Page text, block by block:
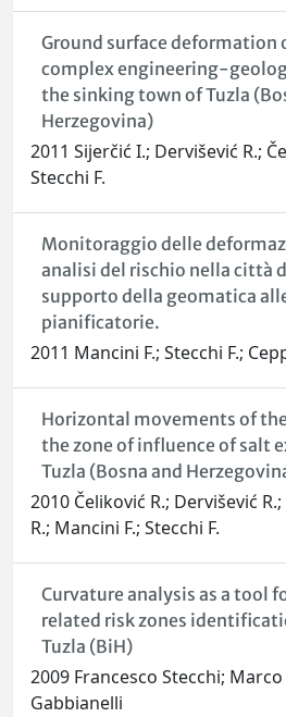
Ground surface deformation
complex engineering-
the sinking town of Tuzla
Herzegovina)
2011 Sijerčić I.; Dervišević R.;
Stecchi F.
Monitoraggio delle
analisi del rischio nella città
supporto della geomatica
pianificatorie.
2011 Mancini F.; Stecchi F.;
Horizontal movements of
the zone of influence of salt
Tuzla (Bosna and
2010 Čeliković R.; Dervišević
R.; Mancini F.; Stecchi F.
Curvature analysis as a tool
related risk zones
Tuzla (BiH)
2009 Francesco Stecchi;
Gabbianelli